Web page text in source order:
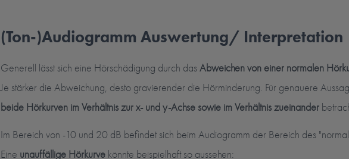
(Ton-)Audiogramm Auswertung/ Interpretation
Generell lässt sich eine Hörschädigung durch dasAbweichen von einer normalen
Je stärker die Abweichung, desto gravierender die Hörminderung. Für genauere
beide Hörkurven im Verhältnis zur x- und y-Achse sowie im Verhältnis zueinander
Im Bereich von -10 und 20 dB befindet sich beim Audiogramm der Bereich des
Eine unauffällige Hörkurve könnte beispielhaft so aussehen: